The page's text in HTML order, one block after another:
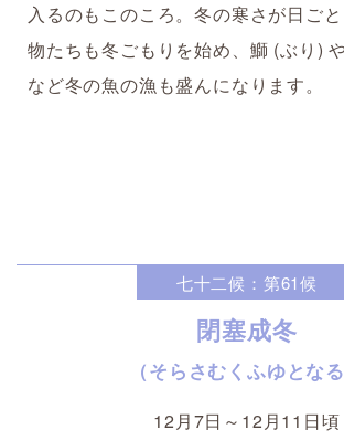
入るのもこのころ。冬の寒さが日ご
物たちも冬ごもりを始め、鰤 (ぶり)
など冬の魚の漁も盛んになります。
七十二候：第61候
閉塞成冬
（そらさむくふゆとなる
12月7日～12月11日頃